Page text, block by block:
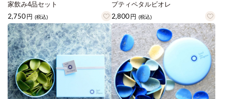
家飲み4品セット
2,750 円 (税込)
プティペタルビオレ
2,800 円 (税込)